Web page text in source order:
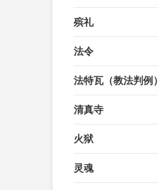
殡礼
法令
法特瓦（教法判例）
清真寺
火狱
灵魂